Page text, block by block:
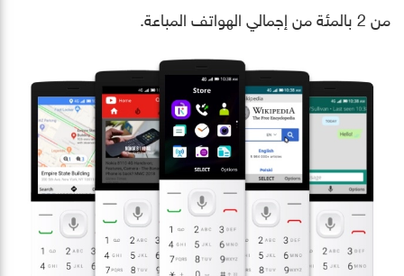
من 2 بالمئة من إجمالي الهواتف المباعة.